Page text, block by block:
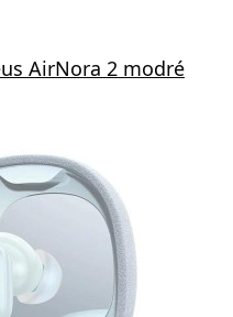
AirNora 2 modré